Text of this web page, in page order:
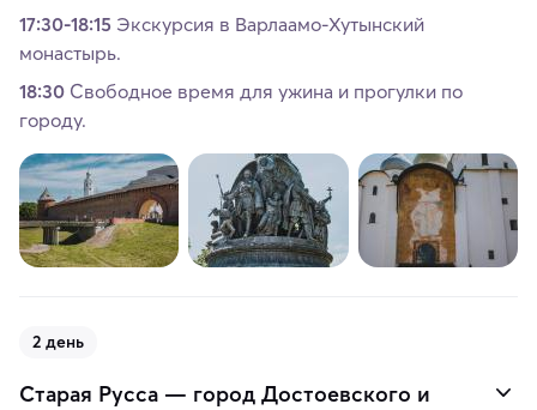
17:30-18:15 Экскурсия в Варлаамо-Хутынский
монастырь.
18:30 Свободное время для ужина и прогулки по
городу.
2 день
Старая Русса — город Достоевского и